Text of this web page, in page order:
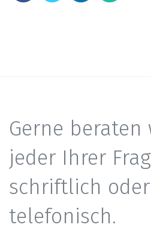
Gerne beraten
jeder Ihrer
schriftlich oder
telefonisch.